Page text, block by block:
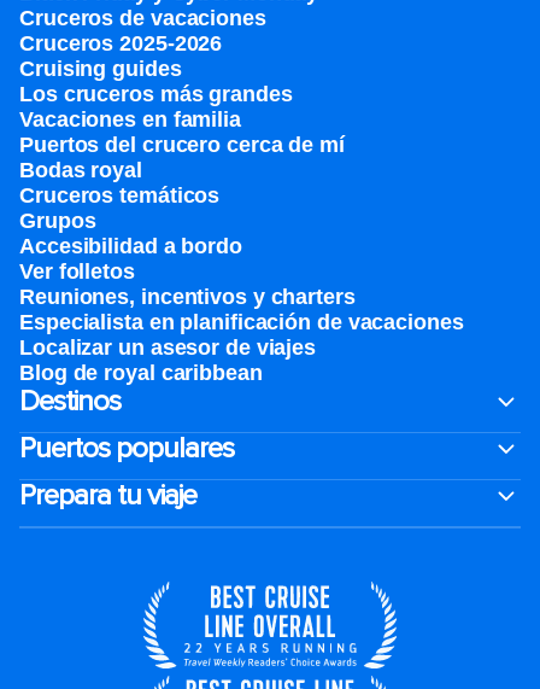
Cruceros de vacaciones
Cruceros 2025-2026
Cruising guides
Los cruceros más grandes
Vacaciones en familia
Puertos del crucero cerca de mí
Bodas royal
Cruceros temáticos
Grupos
Accesibilidad a bordo
Ver folletos
Reuniones, incentivos y charters​
Especialista en planificación de vacaciones
Localizar un asesor de viajes
Blog de royal caribbean
Destinos
Puertos populares
Prepara tu viaje